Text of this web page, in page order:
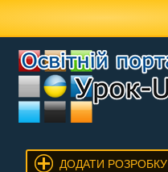
ДОДАТИ РОЗРОБКУ